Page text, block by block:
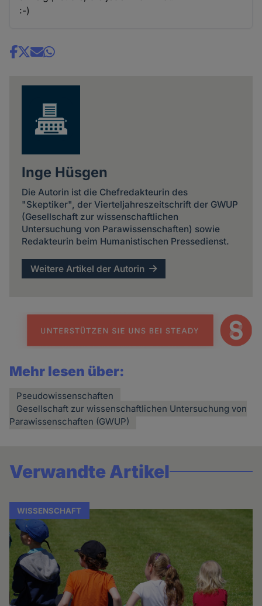
:-)
Share
Inge Hüsgen
Die Autorin ist die Chefredakteurin des
"Skeptiker", der Vierteljahreszeitschrift der GWUP
(Gesellschaft zur wissenschaftlichen
Untersuchung von Parawissenschaften) sowie
Redakteurin beim Humanistischen Pressedienst.
Weitere Artikel der Autorin
Mehr lesen über:
Pseudowissenschaften
Gesellschaft zur wissenschaftlichen Untersuchung von
Parawissenschaften (GWUP)
Verwandte Artikel
WISSENSCHAFT